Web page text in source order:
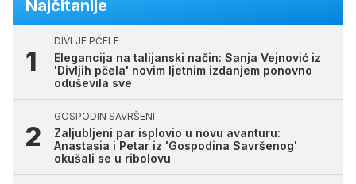
Najčitanije
DIVLJE PČELE
Elegancija na talijanski način: Sanja Vejnović iz
'Divljih pčela' novim ljetnim izdanjem ponovno
oduševila sve
GOSPODIN SAVRŠENI
Zaljubljeni par isplovio u novu avanturu:
Anastasia i Petar iz 'Gospodina Savršenog'
okušali se u ribolovu